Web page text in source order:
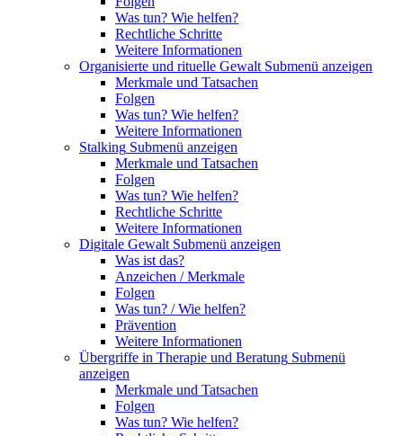
Was tun? Wie helfen?
Rechtliche Schritte
Weitere Informationen
Organisierte und rituelle Gewalt Submenü anzeigen
Merkmale und Tatsachen
Folgen
Was tun? Wie helfen?
Weitere Informationen
Stalking Submenü anzeigen
Merkmale und Tatsachen
Folgen
Was tun? Wie helfen?
Rechtliche Schritte
Weitere Informationen
Digitale Gewalt Submenü anzeigen
Was ist das?
Anzeichen / Merkmale
Folgen
Was tun? / Wie helfen?
Prävention
Weitere Informationen
Übergriffe in Therapie und Beratung Submenü
anzeigen
Merkmale und Tatsachen
Folgen
Was tun? Wie helfen?